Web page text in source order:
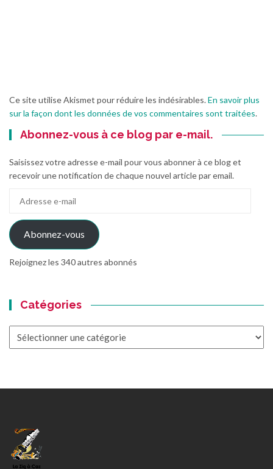
Ce site utilise Akismet pour réduire les indésirables.En savoir plus
sur la façon dont les données de vos commentaires sont traitées.
Abonnez-vous à ce blog par e-mail.
Saisissez votre adresse e-mail pour vous abonner à ce blog et
recevoir une notification de chaque nouvel article par email.
mail
Abonnez-vous
Rejoignez les 340 autres abonnés
Catégories